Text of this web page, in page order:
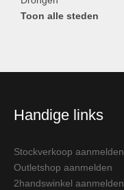
Toon alle steden
Handige links
Stockverkoop aanmelden
Outletshop aanmelden
2handswinkel aanmelden